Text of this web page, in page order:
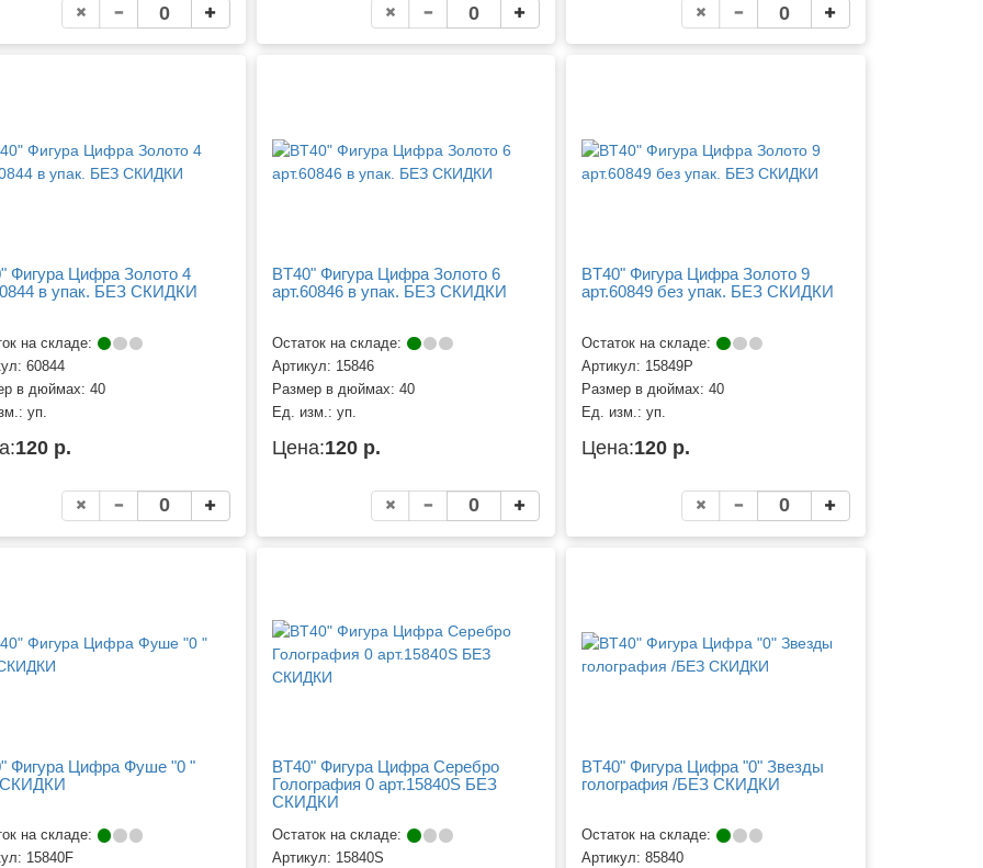
Фигура Цифра Золото 4
в упак. БЕЗ СКИДКИ
на складе:
60844
в дюймах: 40
уп.
120 р.
BT40" Фигура Цифра Золото 6
арт.60846 в упак. БЕЗ СКИДКИ
Остаток на складе:
Артикул: 15846
Размер в дюймах: 40
Ед. изм.: уп.
Цена:120 р.
BT40" Фигура Цифра Золото 9
арт.60849 без упак. БЕЗ СКИДКИ
Остаток на складе:
Артикул: 15849Р
Размер в дюймах:40
Ед. изм.:уп.
Цена:120 р.
Фигура Цифра Фуше "0 "
на складе:
15840F
BT40" Фигура Цифра Серебро
Голография 0 арт.15840S БЕЗ
СКИДКИ
Остаток на складе:
Артикул: 15840S
BT40" Фигура Цифра "0" Звезды
голография /БЕЗ СКИДКИ
Остаток на складе:
Артикул:85840